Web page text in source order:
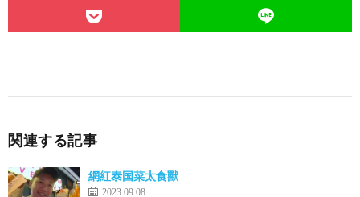
関連する記事
網紅泰国菜太食獸
2023.09.08